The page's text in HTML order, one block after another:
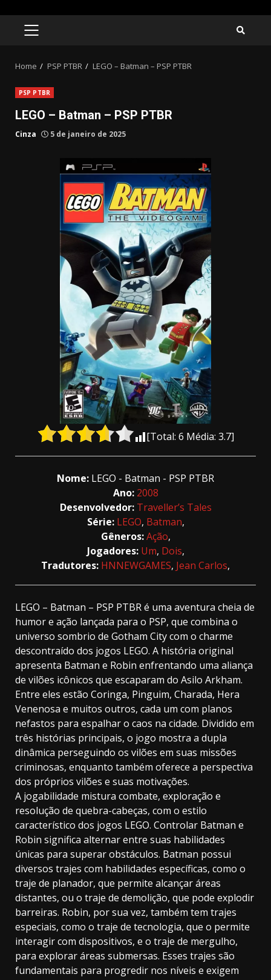
PRIMARY
Home PSP PTBR LEGO – Batman – PSP PTBR
PSP PTBR
LEGO – Batman – PSP PTBR
Cinza 5 de janeiro de 2025
[Total: 6 Média: 3.7]
Nome: LEGO - Batman - PSP PTBR
Ano: 2008
Desenvolvedor: Traveller’s Tales
Série: LEGO, Batman,
Gêneros:Ação,
Jogadores: Um, Dois,
Tradutores: HNNEWGAMES, Jean Carlos,
LEGO – Batman – PSP PTBR é uma aventura cheia de
humor e ação lançada para o PSP, que combina o
universo sombrio de Gotham City com o charme
descontraído dos jogos LEGO. A história original
apresenta Batman e Robin enfrentando uma aliança
de vilões icônicos que escaparam do Asilo Arkham.
Entre eles estão Coringa, Pinguim, Charada, Hera
Venenosa e muitos outros, cada um com planos
nefastos para espalhar o caos na cidade. Dividido em
três histórias principais, o jogo mostra a dupla
dinâmica perseguindo os vilões em suas missões
criminosas, enquanto também oferece a perspectiva
dos próprios vilões e suas motivações.
A jogabilidade mistura combate, exploração e
resolução de quebra-cabeças, com o estilo
característico dos jogos LEGO. Controlar Batman e
Robin significa alternar entre suas habilidades
únicas para superar obstáculos. Batman possui
diversos trajes com habilidades específicas, como o
traje de planador, que permite alcançar áreas
distantes, ou o traje de demolição, que pode explodir
barreiras. Robin, por sua vez, também tem trajes
especiais, como o traje de tecnologia, que o permite
interagir com dispositivos, e o traje de mergulho,
para explorar áreas submersas. Esses trajes são
fundamentais para progredir nos níveis e exigem